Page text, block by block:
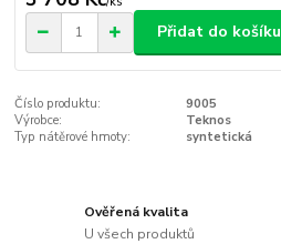
Přidat do košíku
Číslo produktu:
9005
Výrobce:
Teknos
Typ nátěrové hmoty:
syntetická
Ověřená kvalita
U všech produktů